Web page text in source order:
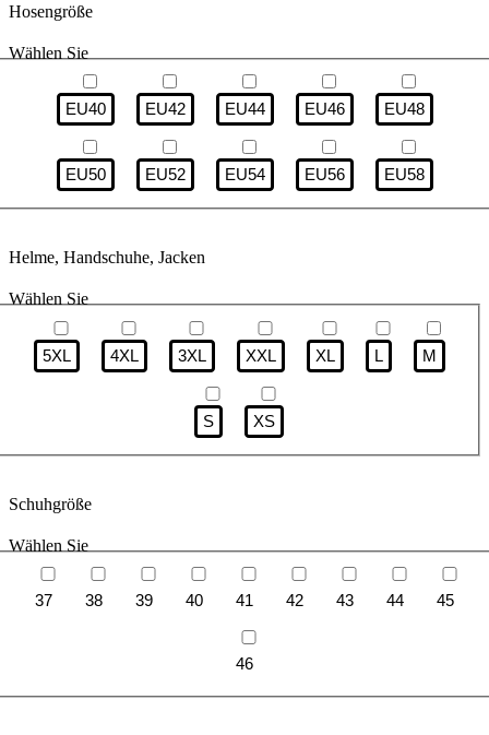
Hosengröße
Wählen Sie
EU40 EU42 EU44 EU46 EU48
EU50 EU52 EU54 EU56 EU58
Helme, Handschuhe, Jacken
Wählen Sie
5XL 4XL 3XL XXL XL L M
S XS
Schuhgröße
Wählen Sie
37 38 39 40 41 42 43 44 45
46